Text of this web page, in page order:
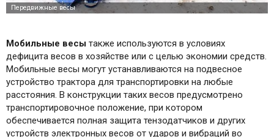
Мобильные весы также используются в условиях
дефицита весов в хозяйстве или с целью экономии средств.
Мобильные весы могут устанавливаются на подвесное
устройство трактора для транспортировки на любые
расстояния. В конструкции таких весов предусмотрено
транспортировочное положение, при котором
обеспечивается полная защита тензодатчиков и других
устройств электронных весов от ударов и вибраций во